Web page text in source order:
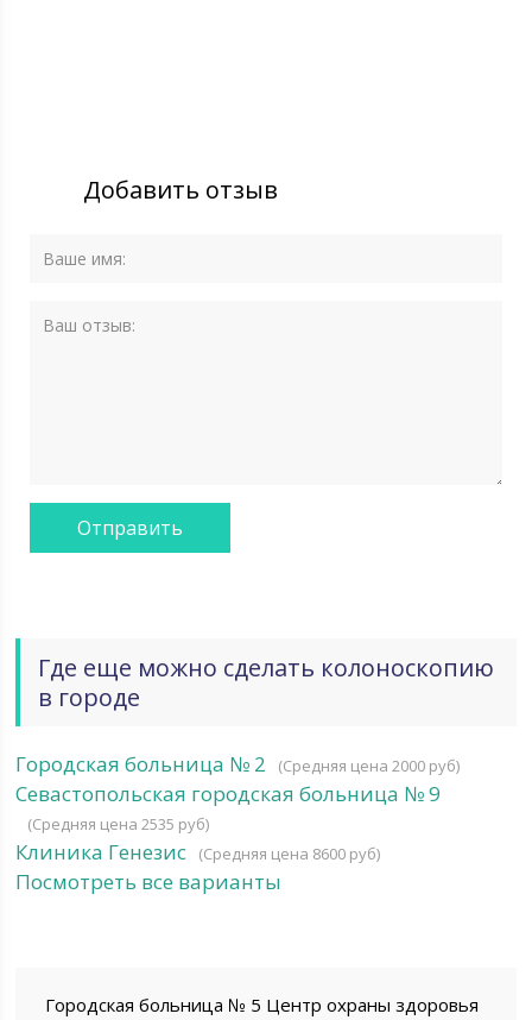
Добавить отзыв
Где еще можно сделать колоноскопию
в городе
Городская больница № 2 (Средняя цена 2000 руб)
Севастопольская городская больница № 9
(Средняя цена 2535 руб)
Клиника Генезис (Средняя цена 8600 руб)
Посмотреть все варианты
Городская больница № 5 Центр охраны здоровья